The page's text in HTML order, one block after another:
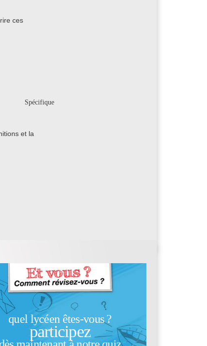
ces
Spécifique
et la
quel lycéen êtes-vous ?
participez